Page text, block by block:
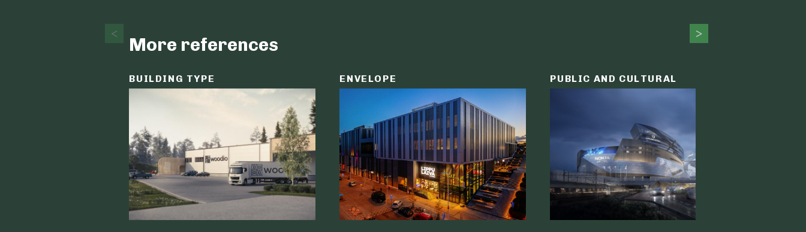
More references
BUILDING TYPE ENVELOPE PUBLIC AND CULTURAL